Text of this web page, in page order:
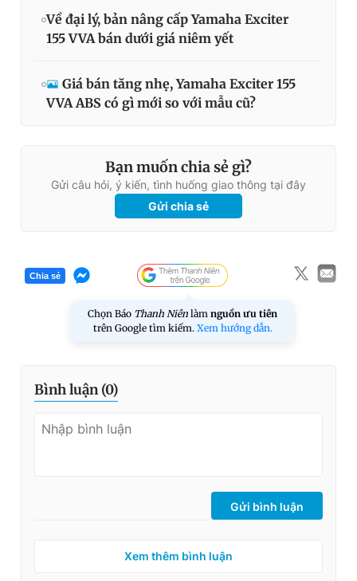
Về đại lý, bản nâng cấp Yamaha Exciter
155 VVA bán dưới giá niêm yết
Giá bán tăng nhẹ, Yamaha Exciter 155
VVA ABS có gì mới so với mẫu cũ?
Bạn muốn chia sẻ gì?
Gửi câu hỏi, ý kiến, tình huống giao thông tại đây
Gửi chia sẻ
Chia sẻ
Chọn Báo Thanh Niên làm nguồn ưu tiên
trên Google tìm kiếm. Xem hướng dẫn.
Bình luận (0)
Gửi bình luận
Xem thêm bình luận